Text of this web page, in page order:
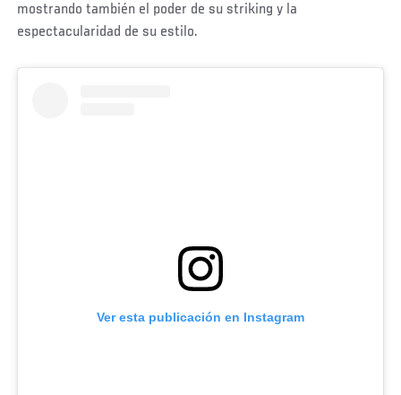
mostrando también el poder de su striking y la
espectacularidad de su estilo.
Ver esta publicación en Instagram